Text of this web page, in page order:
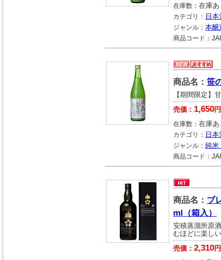
在庫数： 在庫あ
カテゴリ： 日本
ジャンル： 本醸
商品コード：
商品名： 笹
【期間限定】
売価： 1,650 円
在庫数： 在庫あ
カテゴリ： 日本
ジャンル： 純米
商品コード：
商品名： ブ
ml（箱入）
安積蒸溜所原
むほどに楽し
売価： 2,310 円